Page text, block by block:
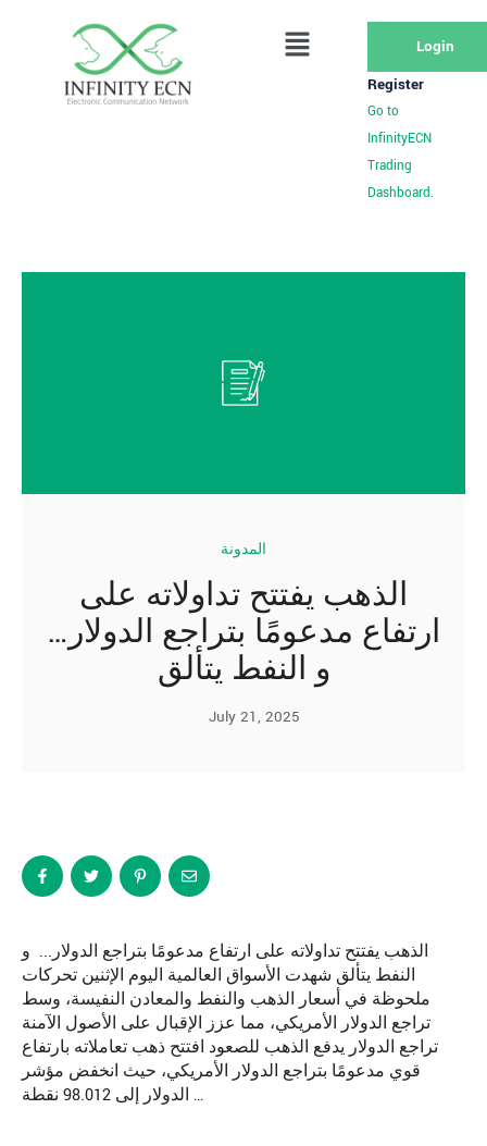
Login
Register
Go to
InfinityECN
Trading
Dashboard.
المدونة
الذهب يفتتح تداولاته على
ارتفاع مدعومًا بتراجع الدولار…
و النفط يتألق
July 21, 2025
الذهب يفتتح تداولاته على ارتفاع مدعومًا بتراجع الدولار... و
النفط يتألق شهدت الأسواق العالمية اليوم الإثنين تحركات
ملحوظة في أسعار الذهب والنفط والمعادن النفيسة، وسط
تراجع الدولار الأمريكي، مما عزز الإقبال على الأصول الآمنة
تراجع الدولار يدفع الذهب للصعود افتتح ذهب تعاملاته بارتفاع
قوي مدعومًا بتراجع الدولار الأمريكي، حيث انخفض مؤشر
الدولار إلى 98.012 نقطة …